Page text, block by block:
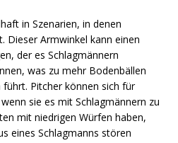
in Szenarien, in denen
Dieser Armwinkel kann einen
der es Schlagmännern
was zu mehr Bodenbällen
Pitcher können sich für
sie es mit Schlagmännern zu
mit niedrigen Würfen haben,
eines Schlagmanns stören